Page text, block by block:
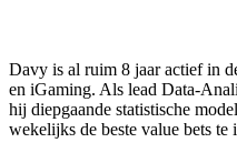
Davy is al ruim 8 jaar actief in
en iGaming. Als lead Data-
hij diepgaande statistische
wekelijks de beste value bets te